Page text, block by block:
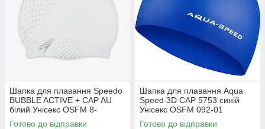
Шапка для плавання Speedo
BUBBLE ACTIVE + CAP AU
білий Унісекс OSFM 8-
139540003
Готово до відправки
Шапка для плавання Aqua
Speed 3D CAP 5753 синій
Унісекс OSFM 092-01
Готово до відправки